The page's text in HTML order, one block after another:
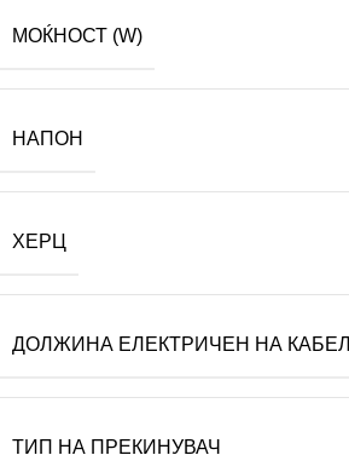
МОЌНОСТ (W)
НАПОН
ХЕРЦ
ДОЛЖИНА ЕЛЕКТРИЧЕН НА КАБЕЛ
ТИП НА ПРЕКИНУВАЧ